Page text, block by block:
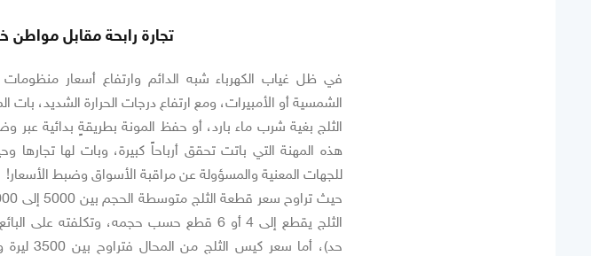
تجارة رابحة مقابل مواطن
في ظل غياب الكهرباء شبه الدائم وارتفاع أسعار منظومات
الشمسية أو الأمبيرات، ومع ارتفاع درجات الحرارة الشديد، بات
الثلج بغية شرب ماء بارد، أو حفظ المونة بطريقةٍ بدائية عبر
هذه المهنة التي باتت تحقق أرباحاً كبيرة، وبات لها
للجهات المعنية والمسؤولة عن مراقبة الأسواق وضبط الأسعار!